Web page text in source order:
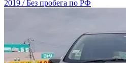
2019 / Без пробега по РФ